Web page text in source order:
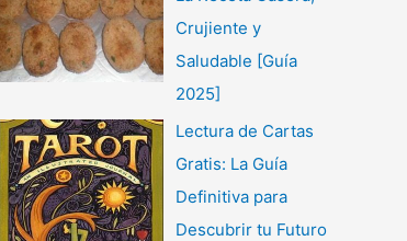
Crujiente y
Saludable [Guía
2025]
Lectura de Cartas
Gratis: La Guía
Definitiva para
Descubrir tu Futuro